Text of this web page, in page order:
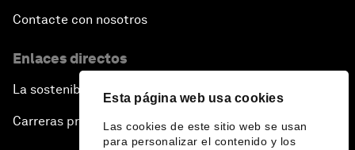
Esta página web usa cookies
Las cookies de este sitio web se usan
para personalizar el contenido y los
Contacte con nosotros
Enlaces directos
La sostenibilidad en el Foro
Carreras profesionales